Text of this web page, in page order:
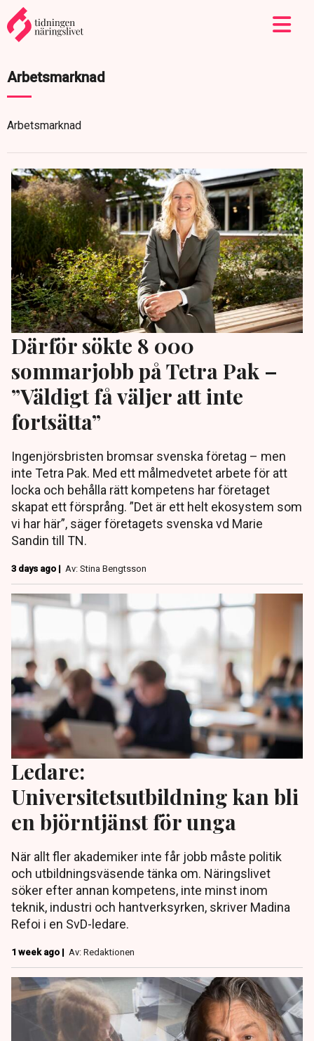
Arbetsmarknad
Arbetsmarknad
Därför sökte 8 000
sommarjobb på Tetra Pak –
”Väldigt få väljer att inte
fortsätta”
Ingenjörsbristen bromsar svenska företag – men
inte Tetra Pak. Med ett målmedvetet arbete för att
locka och behålla rätt kompetens har företaget
skapat ett försprång. ”Det är ett helt ekosystem som
vi har här”, säger företagets svenska vd Marie
Sandin till TN.
3 days ago | Av: Stina Bengtsson
Ledare:
Universitetsutbildning kan bli
en björntjänst för unga
När allt fler akademiker inte får jobb måste politik
och utbildningsväsende tänka om. Näringslivet
söker efter annan kompetens, inte minst inom
teknik, industri och hantverksyrken, skriver Madina
Refoi i en SvD-ledare.
1 week ago | Av: Redaktionen